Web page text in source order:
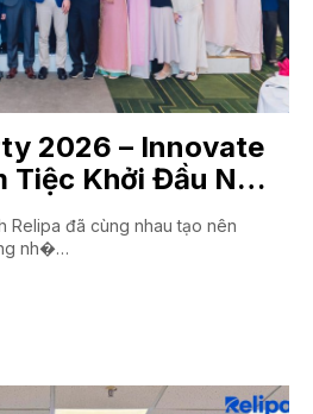
2026 – Innovate
Khởi Đầu Năm
Relipa đã cùng nhau tạo nên
nh�…